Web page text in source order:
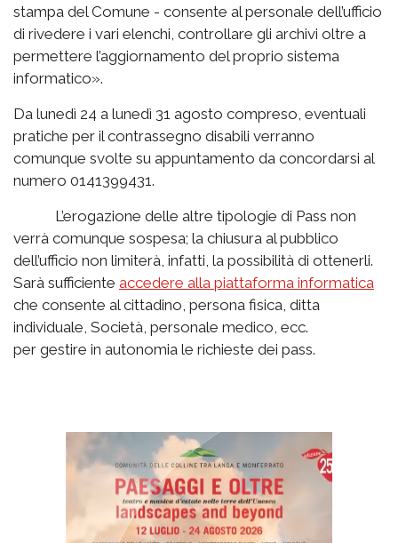
stampa del Comune - consente al personale dell’ufficio
di rivedere i vari elenchi, controllare gli archivi oltre a
permettere l’aggiornamento del proprio sistema
informatico».
Da lunedì 24 a lunedì 31 agosto compreso, eventuali
pratiche per il contrassegno disabili verranno
comunque svolte su appuntamento da concordarsi al
numero 0141399431.
L’erogazione delle altre tipologie di Pass non
verrà comunque sospesa; la chiusura al pubblico
dell’ufficio non limiterà, infatti, la possibilità di ottenerli.
Sarà sufficiente accedere alla piattaforma informatica
che consente al cittadino, persona fisica, ditta
individuale, Società, personale medico, ecc.
per gestire in autonomia le richieste dei pass.